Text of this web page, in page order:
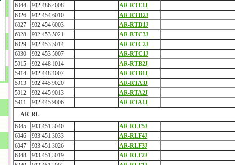
6044
932 486 4008 AR-RTE1J
6026
932 454 6010 AR-RTD2J
6027
932 454 6003 AR-RTD1J
6028
932 453 5021 AR-RTC3J
6029
932 453 5014 AR-RTC2J
6030
932 453 5007 AR-RTC1J
5915
932 448 1014 AR-RTB2J
5914
932 448 1007 AR-RTB1J
5913
932 445 9020 AR-RTA3J
5912
932 445 9013 AR-RTA2J
5911
932 445 9006 AR-RTA1J
AR-RL
6045
933 451 3040 AR-RLF5J
6046
933 451 3033 AR-RLF4J
6047
933 451 3026 AR-RLF3J
6048
933 451 3019 AR-RLF2J